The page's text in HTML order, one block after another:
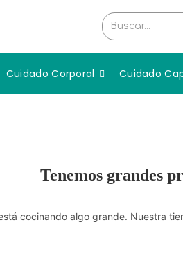
Buscar...
Cuidado Corporal Cuidado
Tenemos grandes
cocinando algo grande. Nuestra